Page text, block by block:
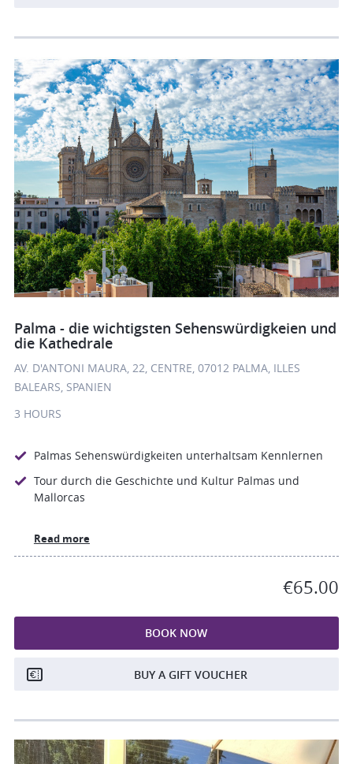
Palma - die wichtigsten Sehenswürdigkeien und
die Kathedrale
AV. D'ANTONI MAURA, 22, CENTRE, 07012 PALMA, ILLES
BALEARS, SPANIEN
3 HOURS
Palmas Sehenswürdigkeiten unterhaltsam Kennlernen
Tour durch die Geschichte und Kultur Palmas und
Mallorcas
Read more
€65.00
BOOK NOW
BUY A GIFT VOUCHER